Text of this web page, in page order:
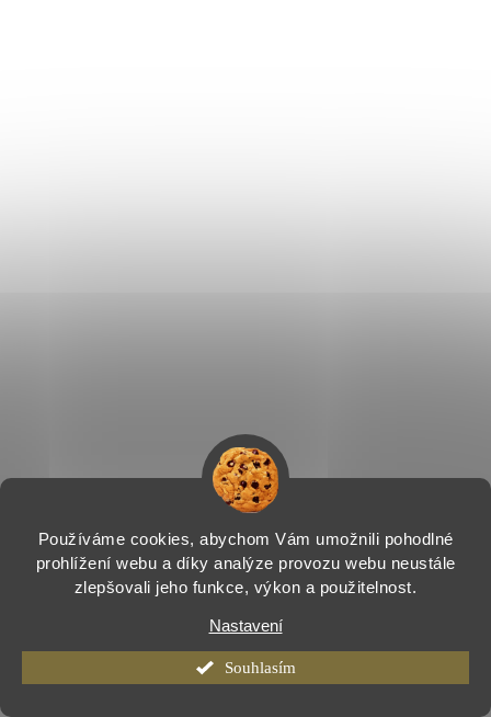
Používáme cookies, abychom Vám umožnili pohodlné
prohlížení webu a díky analýze provozu webu neustále
zlepšovali jeho funkce, výkon a použitelnost.
Nastavení
Souhlasím